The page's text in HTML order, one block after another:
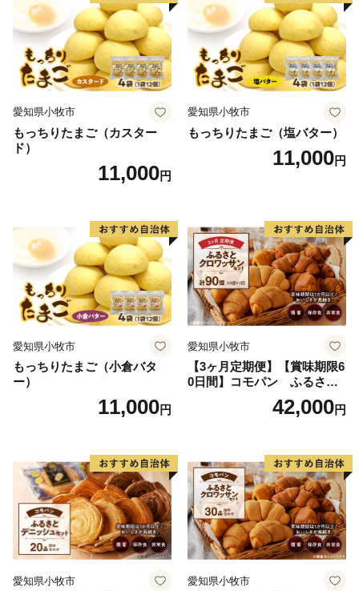
愛知県小牧市
もっちりたまご（カスター
ド）
11,000円
愛知県小牧市
もっちりたまご（塩バター）
11,000円
愛知県小牧市
もっちりたまご（小倉バタ
ー）
11,000円
愛知県小牧市
【3ヶ月定期便】【賞味期限6
0日間】コモパン ふるさと
クロワッサンセット（計90
個）／災害用備蓄 保存食 非
42,000円
愛知県小牧市 愛知県小牧市